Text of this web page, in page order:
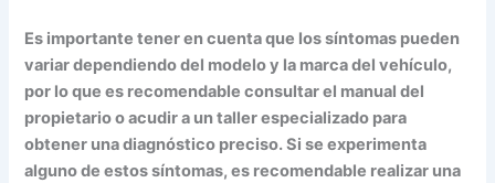
Es importante tener en cuenta que los síntomas pueden
variar dependiendo del modelo y la marca del vehículo,
por lo que es recomendable consultar el manual del
propietario o acudir a un taller especializado para
obtener una diagnóstico preciso. Si se experimenta
alguno de estos síntomas, es recomendable realizar una